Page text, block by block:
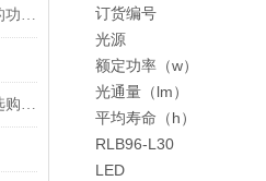
什么是防爆电脑 矿用防爆电脑的功能特点介绍
网络机盒什么牌子好 网络机盒选购技巧析读
订货编号
光源
额定功率（w）
光通量（lm）
平均寿命（h）
RLB96-L30
LED